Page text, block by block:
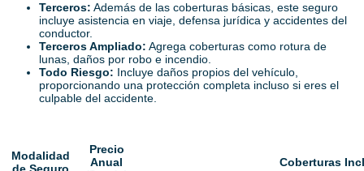
Terceros: Además de las coberturas básicas, este seguro
incluye asistencia en viaje, defensa jurídica y accidentes del
conductor.
Terceros Ampliado: Agrega coberturas como rotura de
lunas, daños por robo e incendio.
Todo Riesgo: Incluye daños propios del vehículo,
proporcionando una protección completa incluso si eres el
culpable del accidente.
Modalidad
Precio
Anual
Coberturas